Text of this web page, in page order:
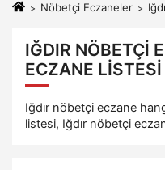
Nöbetçi Eczaneler
IĞDIR NÖBETÇI
ECZANE LISTESI
Iğdır nöbetçi eczane
listesi, Iğdır nöbetçi